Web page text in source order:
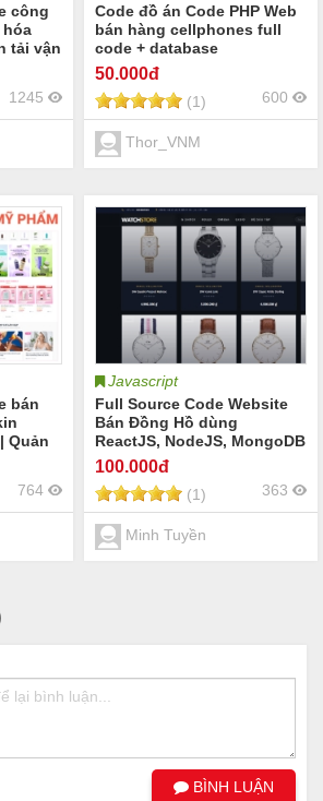
công
hóa
tải vận
1245
Code đồ án Code PHP Web
bán hàng cellphones full
code + database
50.000đ
(1) 600
Thor_VNM
bán
Quản
cụ
764
Javascript
Full Source Code Website
Bán Đồng Hồ dùng
ReactJS, NodeJS, MongoDB
100.000đ
(1) 363
Minh Tuyền
BÌNH LUẬN